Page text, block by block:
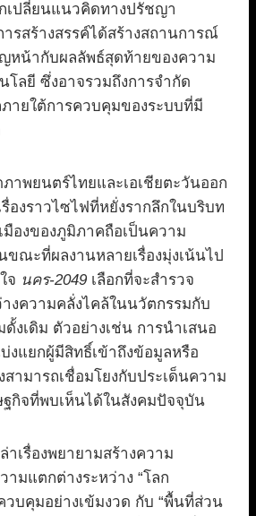
เปลี่ยนแนวคิดทางปรัชญา
รสร้างสรรค์ได้สร้างสถานการณ์
หน้ากับผลลัพธ์สุดท้ายของความ
โลยี ซึ่งอาจรวมถึงการจำกัด
ายใต้การควบคุมของระบบที่มี
าพยนตร์ไทยและเอเชียตะวันออก
รื่องราวไซไฟที่หยั่งรากลึกในบริบท
มืองของภูมิภาคถือเป็นความ
ณะที่ผลงานหลายเรื่องมุ่งเน้นไป
จ นคร-2049 เลือกที่จะสำรวจ
งความคลั่งไคล้ในนวัตกรรมกับ
ดั้งเดิม ตัวอย่างเช่น การนำเสนอ
บ่งแยกผู้มีสิทธิ์เข้าถึงข้อมูลหรือ
ามารถเชื่อมโยงกับประเด็นความ
ฐกิจที่พบเห็นได้ในสังคมปัจจุบัน
าเรื่องพยายามสร้างความ
ามแตกต่างระหว่าง “โลก
วบคุมอย่างเข้มงวด กับ “พื้นที่ส่วน